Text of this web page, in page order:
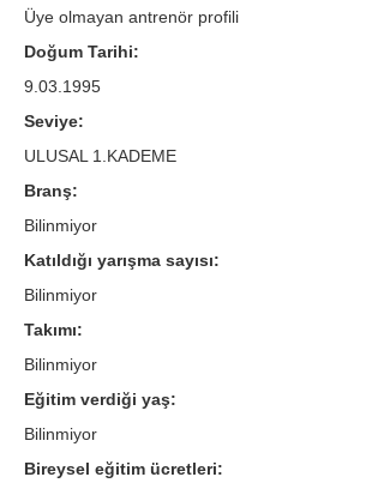
Üye olmayan antrenör profili
Doğum Tarihi:
9.03.1995
Seviye:
ULUSAL 1.KADEME
Branş:
Bilinmiyor
Katıldığı yarışma sayısı:
Bilinmiyor
Takımı:
Bilinmiyor
Eğitim verdiği yaş:
Bilinmiyor
Bireysel eğitim ücretleri: